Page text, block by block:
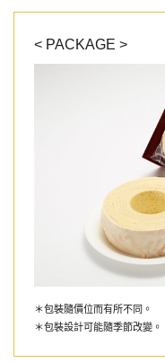
< PACKAGE >
＊包裝隨價位而有所不同。
＊包裝設計可能隨季節改變。